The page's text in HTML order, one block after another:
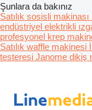
Şunlara da bakınız
Satılık sosisli makinası
endüstriyel elektrikli
profesyonel krep
Satılık waffle makinesi
testeresi Janome dikiş